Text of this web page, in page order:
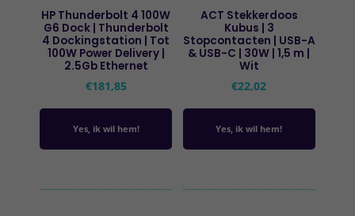
HP Thunderbolt 4 100W
G6 Dock | Thunderbolt
4 Dockingstation | Tot
100W Power Delivery |
2.5Gb Ethernet
€181,85
Yes, ik wil hem!
ACT Stekkerdoos
Kubus | 3
Stopcontacten | USB-A
& USB-C | 30W | 1,5 m |
Wit
€22,02
Yes, ik wil hem!